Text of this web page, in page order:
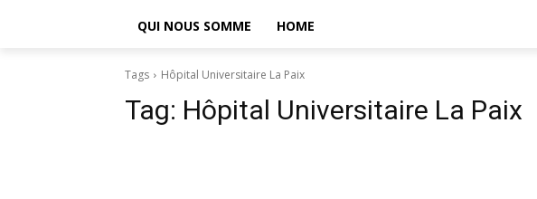
QUI NOUS SOMME HOME
Tags Hôpital Universitaire La Paix
Tag: Hôpital Universitaire La Paix